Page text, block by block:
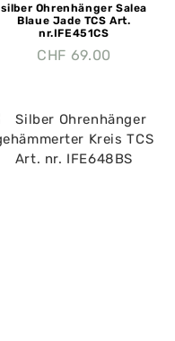
silber Ohrenhänger Salea
Blaue Jade TCS Art.
nr.IFE451CS
CHF 69.00